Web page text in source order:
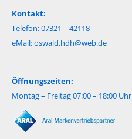
Kontakt:
Telefon: 07321 – 42118
eMail:oswald.hdh@web.de
Öffnungszeiten:
Montag – Freitag 07:00 – 18:00 Uhr